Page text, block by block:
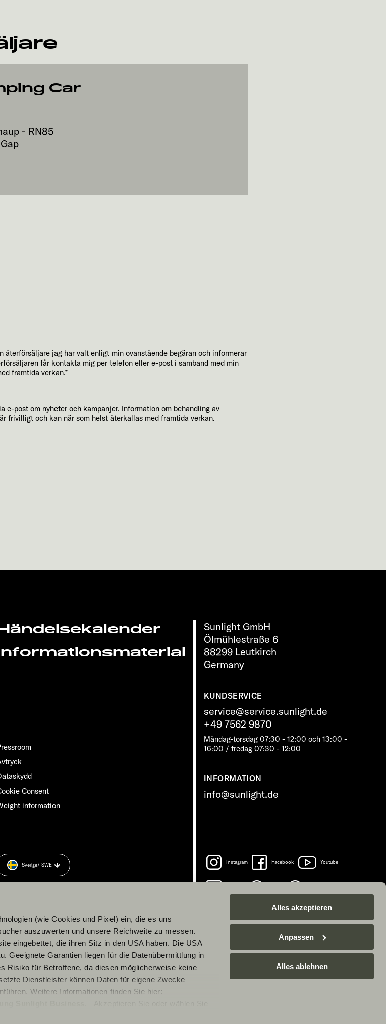
(wie Cookies und Pixel) ein, die es uns
auszuwerten und unsere Reichweite zu messen.
eingebettet, die ihren Sitz in den USA haben. Die USA
Geeignete Garantien liegen für die Datenübermittlung in
Risiko für Betroffene, da diesen möglicherweise keine
Dienstleister können Daten für eigene Zwecke
Weitere Informationen finden Sie hier:
Alles akzeptieren
Anpassen
Alles ablehnen
Car
- RN85
Gap
jag har valt enligt min ovanstående begäran och informerar
får kontakta mig per telefon eller e-post i samband med min
framtida verkan.*
post om nyheter och kampanjer. Information om behandling av
frivilligt och kan när som helst återkallas med framtida verkan.
Sunlight GmbH
Ölmühlestraße 6
88299 Leutkirch
Germany
KUNDSERVICE
service@service.sunlight.de
+49 7562 9870
Måndag-torsdag 07:30 - 12:00 och 13:00 -
16:00 / fredag ​​07:30 - 12:00
INFORMATION
info@sunlight.de
Consent
information
Instagram Facebook Youtube
Sverige/ SWE